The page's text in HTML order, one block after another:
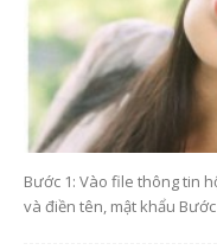
Bước 1: Vào file thông tin
và điền tên, mật khẩu